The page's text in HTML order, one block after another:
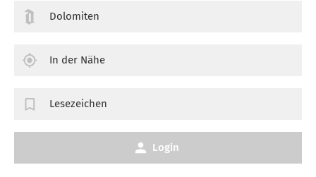
Dolomiten
In der Nähe
Lesezeichen
Login